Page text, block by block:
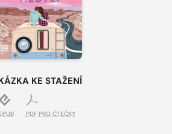
KE STAŽENÍ
PDF PRO ČTEČKY